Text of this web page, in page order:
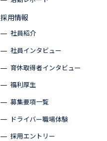
採用情報
社員紹介
社員インタビュー
育休取得者インタビュー
福利厚生
募集要項一覧
ドライバー職場体験
採用エントリー